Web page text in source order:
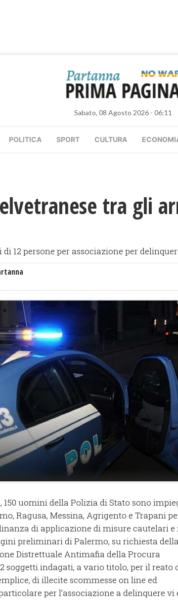
Sabato, 08 Agosto 2026 - 06:11
POLITICA SPORT CULTURA
tra gli
12 persone per associazione per
150 uomini della Polizia di Stato sono
Ragusa, Messina, Agrigento e Trapani
di applicazione di misure cautelari e
preliminari di Palermo, su richiesta della
Distrettuale Antimafia della Procura
soggetti indagati, a vario titolo, per il reato
di illecite scommesse on line ed
per l’associazione a delinquere vi